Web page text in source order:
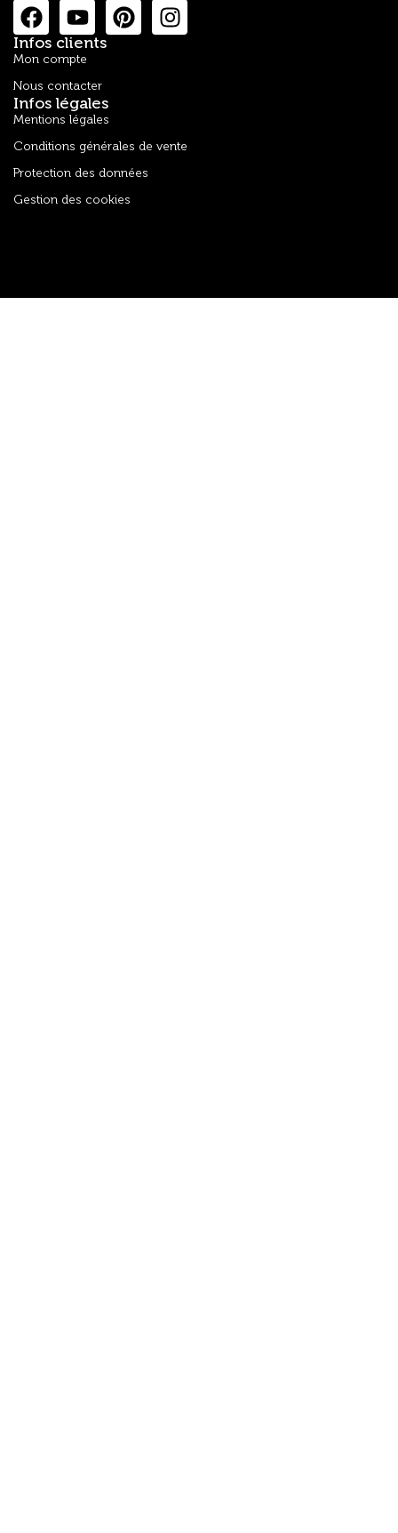
Infos clients
Mon compte
Nous contacter
Infos légales
Mentions légales
Conditions générales de vente
Protection des données
Gestion des cookies